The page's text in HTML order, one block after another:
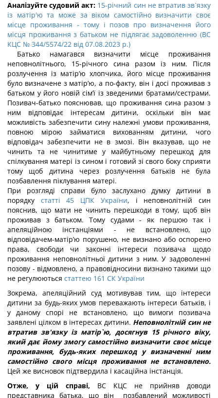
Аналізуйте судовий акт: 15-річний син не втратив зв`язку
із матір'ю та може за віком самостійно визначити своє
місце проживання - тому і позов про визначення його
місця проживання з батьком не підлягає задоволенню (ВС
КЦС № 344/5574/22 від 07.08.2023 р.)
Батько намагався визначити місце проживання
неповнолітнього, 15-річного сина разом із ним. Після
розлучення із матір’ю хлопчика, його місце проживання
було визначене з матір’ю, а по-факту, він і досі проживав з
батьком у його новій сім’ї із зведеними братами/сестрами.
Позивач-батько пояснював, що проживання сина разом з
ним відповідає інтересам дитини, оскільки він має
можливість забезпечити сину належні умови проживання,
повною мірою займатися вихованням дитини, чого
відповідач забезпечити не в змозі. Він вказував, що не
чинить та не чинитиме у майбутньому перешкод для
спілкування матері із сином і готовий зі свого боку сприяти
тому щоб дитина через розлучення батьків не була
позбавлення піклування матері.
При розгляді справи було заслухано думку дитини в
порядку статті 45 ЦПК України, і неповнолітній син
пояснив, що мати не чинить перешкоди в тому, щоб він
проживав з батьком. Тому судами - як першою так і
апеляційною інстанціями - не встановлено, що
відповідачем-матір’ю порушено, не визнано або оспорено
права, свободи чи законні інтереси позивача щодо
проживання неповнолітньої дитини з ним. У задоволенні
позову - відмовлено, а правовідносини визнано такими що
не регулюються статтею 161 СК України
Зокрема, апеляційний суд мотивував тим, що інтереси
дитини за будь-яких умов переважають інтереси батьків, і
у даному спорі не встановлено, що вимоги позивача
заявлені цілком в інтересах дитини. Неповнолітній син не
втратив зв'язку із матір`ю, досягнув 15 річного віку,
який дає йому змогу самостійно визначити своє місце
проживання, будь-яких перешкод у визначенні ним
самостійно свого місця проживання не встановлено.
Цей же висновок підтвердила і касаційна інстанція.
Отже, у цій справі, ВС КЦС не прийняв доводи
представника батька, що він позбавлений можливості